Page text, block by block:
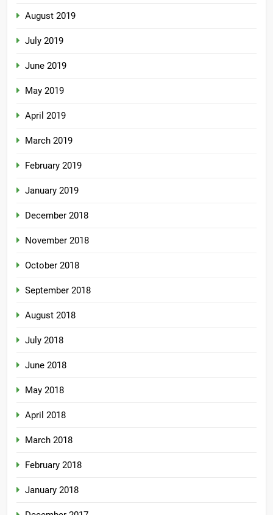
August 2019
July 2019
June 2019
May 2019
April 2019
March 2019
February 2019
January 2019
December 2018
November 2018
October 2018
September 2018
August 2018
July 2018
June 2018
May 2018
April 2018
March 2018
February 2018
January 2018